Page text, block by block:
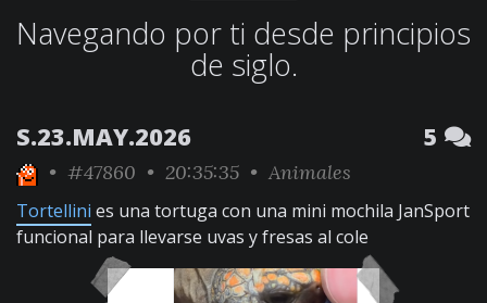
Navegando por ti desde principios
de siglo.
S.23.MAY.2026 5
• #47860 • 20:35:35 • Animales
Tortellini es una tortuga con una mini mochila JanSport
funcional para llevarse uvas y fresas al cole